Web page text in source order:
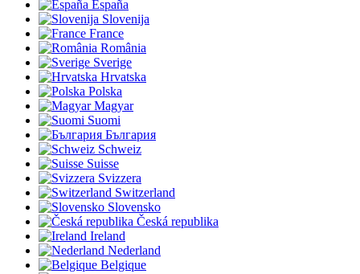
España
Slovenija
France
România
Sverige
Hrvatska
Polska
Magyar
Suomi
България
Schweiz
Suisse
Svizzera
Switzerland
Slovensko
Česká republika
Ireland
Nederland
Belgique